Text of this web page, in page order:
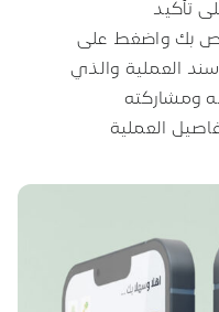
تأكيد
بك واضغط على
العملية والذي
ومشاركته
العملية